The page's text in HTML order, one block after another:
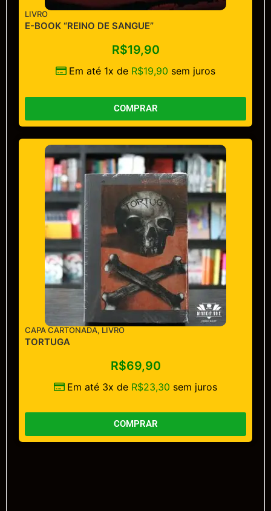
LIVRO
E-BOOK “REINO DE SANGUE”
R$19,90
Em até 1x de R$19,90 sem juros
COMPRAR
CAPA CARTONADA, LIVRO
TORTUGA
R$69,90
Em até 3x de R$23,30 sem juros
COMPRAR